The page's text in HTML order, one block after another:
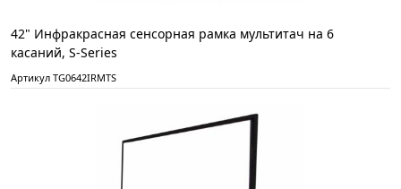
42" Инфракрасная сенсорная рамка мультитач на 6
касаний, S-Series
Артикул TG0642IRMTS